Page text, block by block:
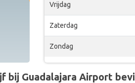
Vrijdag
Zaterdag
Zondag
bij Guadalajara Airport